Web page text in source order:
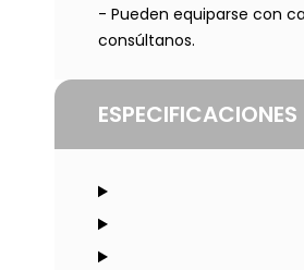
- Pueden equiparse con
consúltanos.
ESPECIFICACIONES